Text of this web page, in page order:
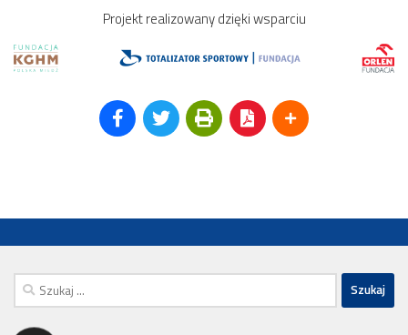
Projekt realizowany dzięki wsparciu
Szukaj: